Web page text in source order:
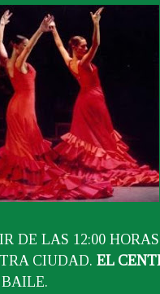
DE LAS 12:00
CIUDAD. EL
BAILE.